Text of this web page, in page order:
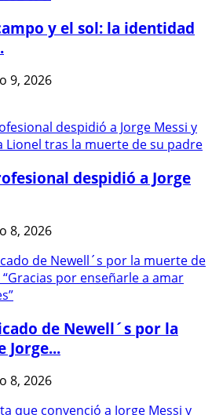
y el sol: la identidad
9, 2026
despidió a Jorge
8, 2026
de Newell´s por la
Jorge...
8, 2026